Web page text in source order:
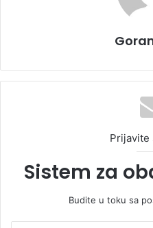
Prijavite
Sistem za
Budite u toku sa